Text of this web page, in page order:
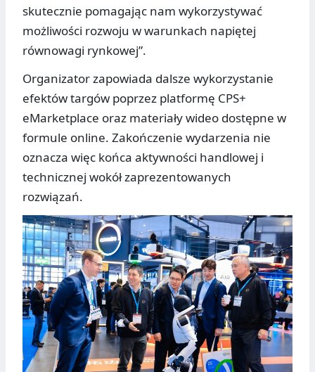
skutecznie pomagając nam wykorzystywać
możliwości rozwoju w warunkach napiętej
równowagi rynkowej”.
Organizator zapowiada dalsze wykorzystanie
efektów targów poprzez platformę CPS+
eMarketplace oraz materiały wideo dostępne w
formule online. Zakończenie wydarzenia nie
oznacza więc końca aktywności handlowej i
technicznej wokół zaprezentowanych
rozwiązań.